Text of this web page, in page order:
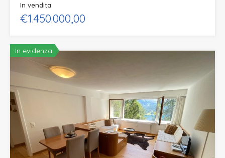
In vendita
€1.450.000,00
In evidenza